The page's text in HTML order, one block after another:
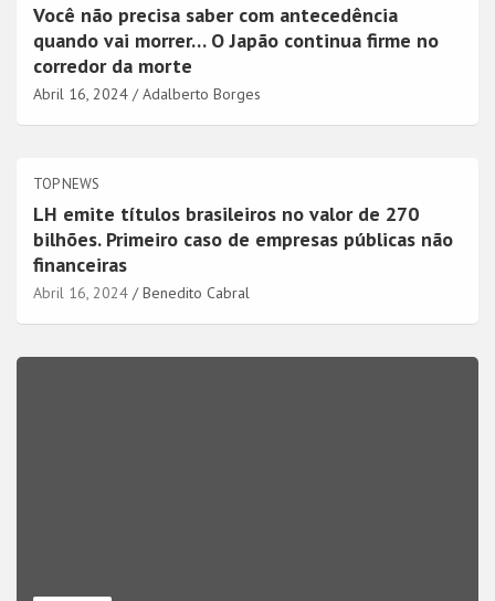
Você não precisa saber com antecedência
quando vai morrer… O Japão continua firme no
corredor da morte
Abril 16, 2024 Adalberto Borges
TOP NEWS
LH emite títulos brasileiros no valor de 270
bilhões. Primeiro caso de empresas públicas não
financeiras
Abril 16, 2024 Benedito Cabral